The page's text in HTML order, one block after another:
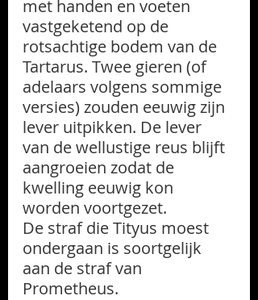
met handen en voeten
vastgeketend op de
rotsachtige bodem van de
Tartarus. Twee gieren (of
adelaars volgens sommige
versies) zouden eeuwig zijn
lever uitpikken. De lever
van de wellustige reus blijft
aangroeien zodat de
kwelling eeuwig kon
worden voortgezet.
De straf die Tityus moest
ondergaan is soortgelijk
aan de straf van
Prometheus.